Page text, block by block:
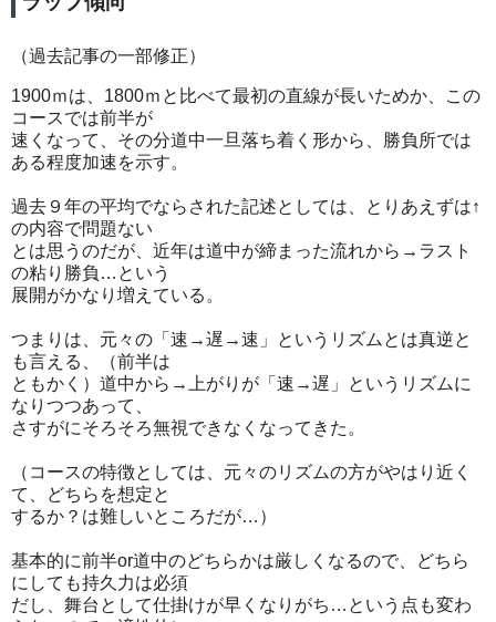
（過去記事の一部修正）
1900ｍは、1800ｍと比べて最初の直線が長いためか、この
コースでは前半が
速くなって、その分道中一旦落ち着く形から、勝負所では
ある程度加速を示す。
過去９年の平均でならされた記述としては、とりあえずは↑
の内容で問題ない
とは思うのだが、近年は道中が締まった流れから→ラスト
の粘り勝負…という
展開がかなり増えている。
つまりは、元々の「速→遅→速」というリズムとは真逆と
も言える、（前半は
ともかく）道中から→上がりが「速→遅」というリズムに
なりつつあって、
さすがにそろそろ無視できなくなってきた。
（コースの特徴としては、元々のリズムの方がやはり近く
て、どちらを想定と
するか？は難しいところだが…）
基本的に前半or道中のどちらかは厳しくなるので、どちら
にしても持久力は必須
だし、舞台として仕掛けが早くなりがち…という点も変わ